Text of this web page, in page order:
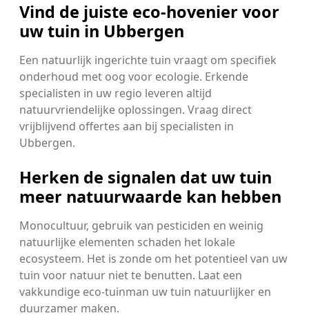
Vind de juiste eco-hovenier voor
uw tuin in Ubbergen
Een natuurlijk ingerichte tuin vraagt om specifiek
onderhoud met oog voor ecologie. Erkende
specialisten in uw regio leveren altijd
natuurvriendelijke oplossingen. Vraag direct
vrijblijvend offertes aan bij specialisten in
Ubbergen.
Herken de signalen dat uw tuin
meer natuurwaarde kan hebben
Monocultuur, gebruik van pesticiden en weinig
natuurlijke elementen schaden het lokale
ecosysteem. Het is zonde om het potentieel van uw
tuin voor natuur niet te benutten. Laat een
vakkundige eco-tuinman uw tuin natuurlijker en
duurzamer maken.